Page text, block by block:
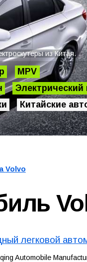
из Китая.
MPV
Электрический
Китайские
Volvo
легковой
Automobile